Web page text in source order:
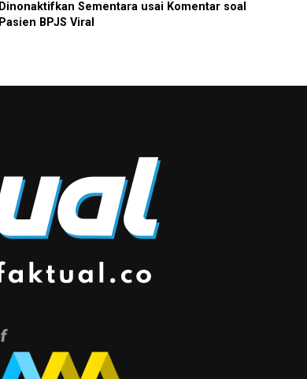
Dinonaktifkan Sementara usai Komentar soal
Pasien BPJS Viral